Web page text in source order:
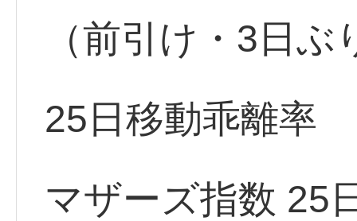
（前引け・3日ぶ
25日移動乖離率
マザーズ指数